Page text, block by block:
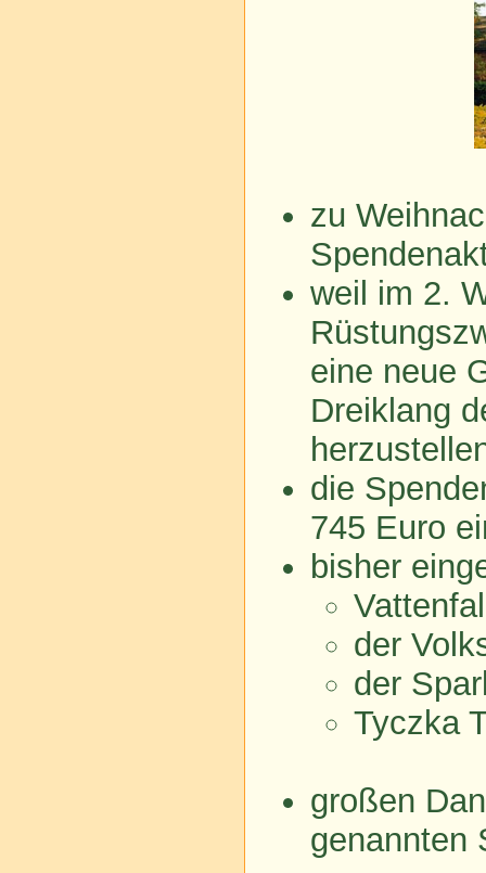
zu
weil im 2.
eine neue
Dreiklang
die
745 Euro
bisher
der
der
Tyczka
großen
genannten